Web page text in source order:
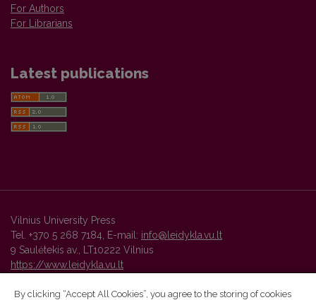
For Authors
For Librarians
Latest publications
Vilnius University Press
Tel. +370 5 268 7184, E-mail: info@leidykla.vu.lt
9 Saulėtekis av., LT10222 Vilnius
https://www.leidykla.vu.lt
By clicking “Accept All Cookies”, you agree to the storing of cookies